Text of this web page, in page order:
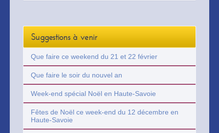
Suggestions à venir
Que faire ce weekend du 21 et 22 février
Que faire le soir du nouvel an
Week-end spécial Noël en Haute-Savoie
Fêtes de Noël ce week-end du 12 décembre en
Haute-Savoie